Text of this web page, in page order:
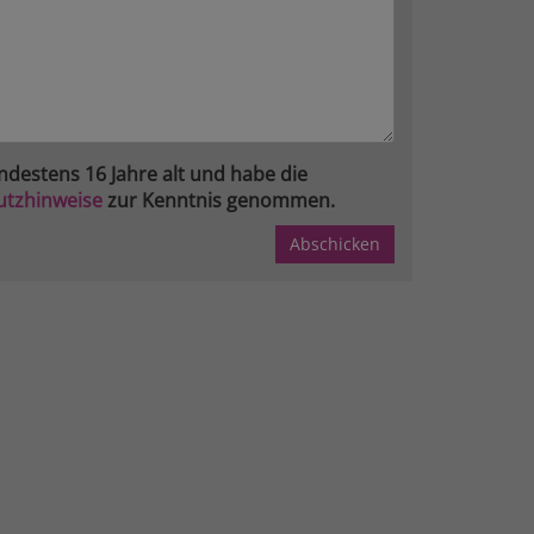
16 Jahre alt und habe die
zur Kenntnis genommen.